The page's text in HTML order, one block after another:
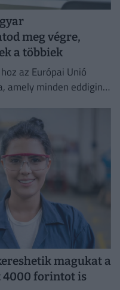
meg végre,
a többiek
az Európai Unió
amely minden eddiginél
magukat a
4000 forintot is